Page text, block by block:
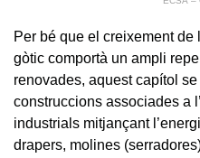
Per bé que el creixement de
gòtic comportà un ampli
renovades, aquest capítol
construccions associades a
industrials mitjançant
drapers, molines